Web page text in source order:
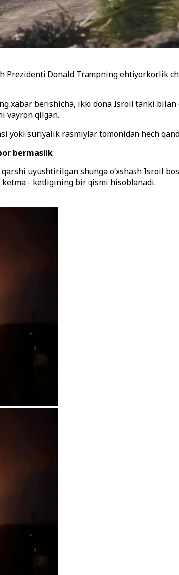
Prezidenti Donald Trampning ehtiyorkorlik
xabar berishicha, ikki dona Isroil tanki bilan
vayron qilgan.
yoki suriyalik rasmiylar tomonidan hech
bermaslik
uyushtirilgan shunga o‘xshash Isroil
- ketligining bir qismi hisoblanadi.